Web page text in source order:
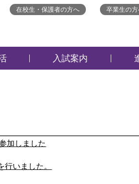
入試案内
在校生・保護者の方へ 卒業生の
加しました
行いました。